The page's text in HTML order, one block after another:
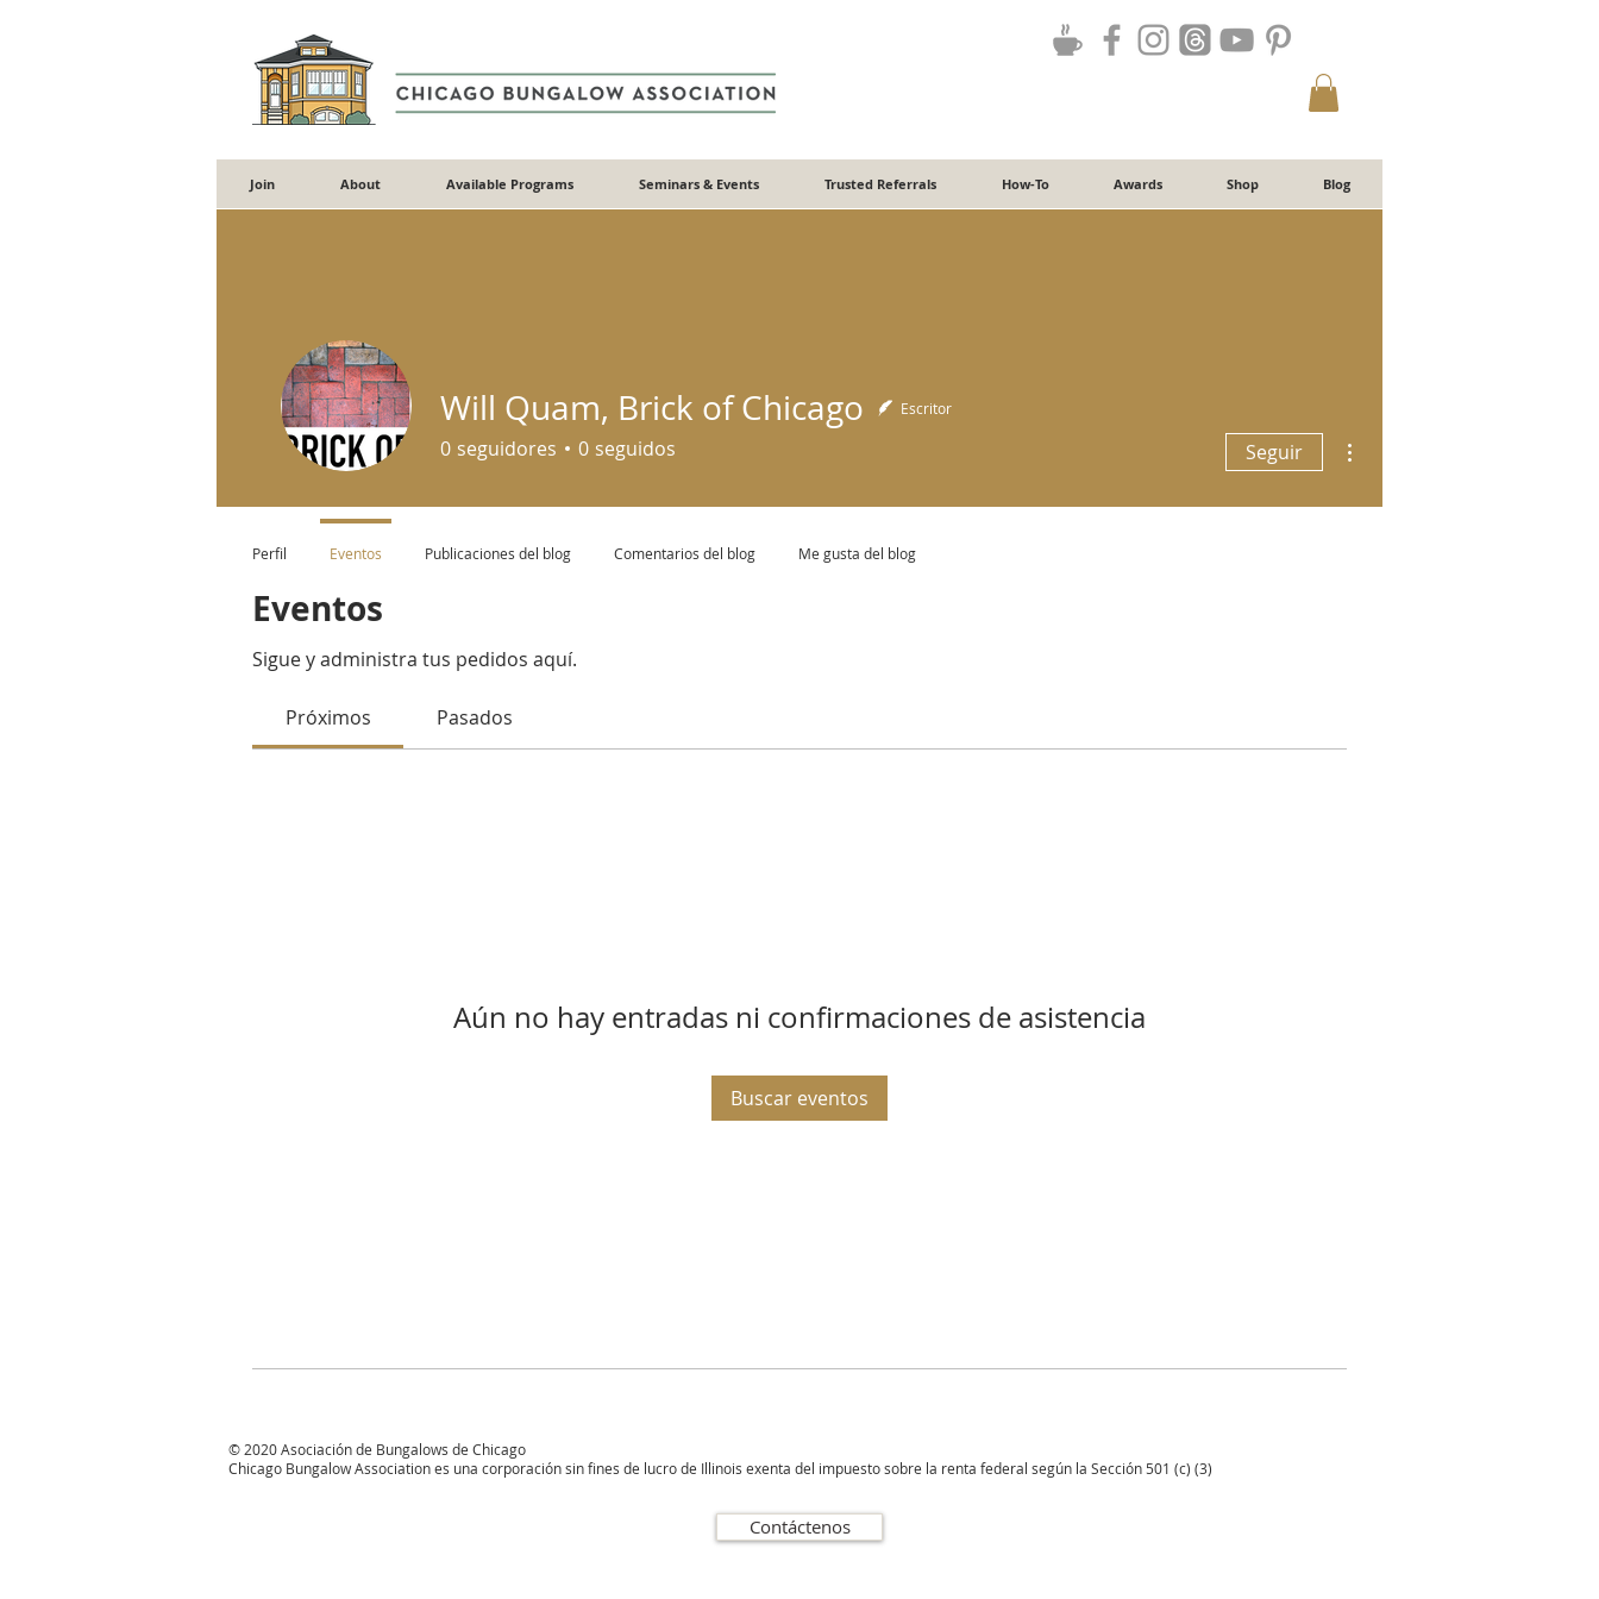
Join About Available Programs Seminars & Events Trusted Referrals How-To Awards Shop Blog
Eventos
Sigue y administra tus pedidos aquí.
Próximos Pasados
Aún no hay entradas ni confirmaciones de asistencia
Buscar eventos
Will Quam, Brick of Chicago Escritor
0 seguidores 0 seguidos Seguir
Perfil Eventos Publicaciones del blog Comentarios del blog Me gusta del blog
© 2020 Asociación de Bungalows de Chicago
Chicago Bungalow Association es una corporación sin fines de lucro de Illinois exenta del impuesto sobre la renta federal según la Sección 501 (c) (3)
Contáctenos